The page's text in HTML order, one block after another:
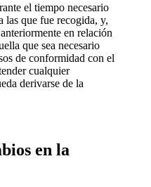
el tiempo necesario
las que fue recogida, y,
en relación
que sea necesario
de conformidad con el
cualquier
derivarse de la
en la